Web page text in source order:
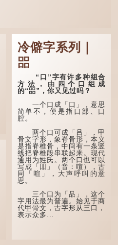
冷僻字系列｜
㗊
“口”字有许多种组合
方法，由四个口组成
的“㗊”，你又见过吗？
一个口成「口」，意思
简单不，便是指口部、口
腔。
两个口可成「吕」，甲
骨文字形，象脊骨形，本义
是指脊椎骨，中间有一条竖
线把脊椎段串联起来。现代
通用为姓氏。两个口也可以
写成「吅」（音：喧），古
同「喧」，大声呼叫的意
思。
三个口为「品」，这个
字用法最为普遍。始见于商
代甲骨文，古字形从三口，
表示众多...